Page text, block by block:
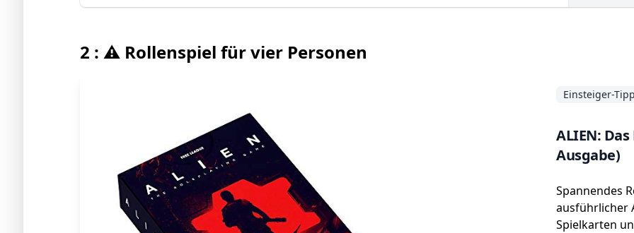
2 : ⚠️ Rollenspiel für vier Personen
ALIEN:
Ausgabe)
Einsteiger-Tipp
Spannendes
ausführlicher
Spielkarten